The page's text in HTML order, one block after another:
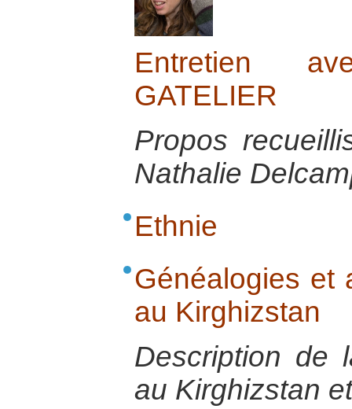
Entretien
GATELIER
Propos
Nathalie
Ethnie
Généalogies et
au Kirghizstan
Description de
au Kirghizstan